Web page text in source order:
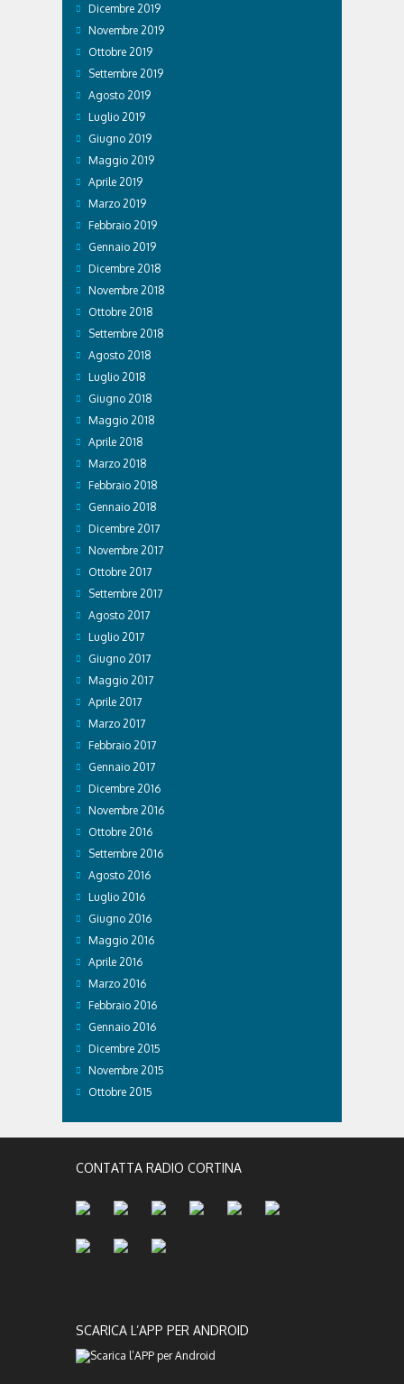
Dicembre 2019
Novembre 2019
Ottobre 2019
Settembre 2019
Agosto 2019
Luglio 2019
Giugno 2019
Maggio 2019
Aprile 2019
Marzo 2019
Febbraio 2019
Gennaio 2019
Dicembre 2018
Novembre 2018
Ottobre 2018
Settembre 2018
Agosto 2018
Luglio 2018
Giugno 2018
Maggio 2018
Aprile 2018
Marzo 2018
Febbraio 2018
Gennaio 2018
Dicembre 2017
Novembre 2017
Ottobre 2017
Settembre 2017
Agosto 2017
Luglio 2017
Giugno 2017
Maggio 2017
Aprile 2017
Marzo 2017
Febbraio 2017
Gennaio 2017
Dicembre 2016
Novembre 2016
Ottobre 2016
Settembre 2016
Agosto 2016
Luglio 2016
Giugno 2016
Maggio 2016
Aprile 2016
Marzo 2016
Febbraio 2016
Gennaio 2016
Dicembre 2015
Novembre 2015
Ottobre 2015
CONTATTA RADIO CORTINA
SCARICA L’APP PER ANDROID